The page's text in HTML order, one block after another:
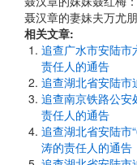
聂汉章的妻妹夫万尤
相关文章:
追查广水市安陆市
责任人的通告
追查湖北省安陆市
追查南京铁路公安
责任人的通告
追查湖北省安陆市
涛的责任人的通告